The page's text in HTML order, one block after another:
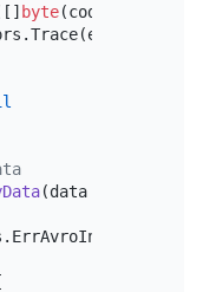
byte
(data []